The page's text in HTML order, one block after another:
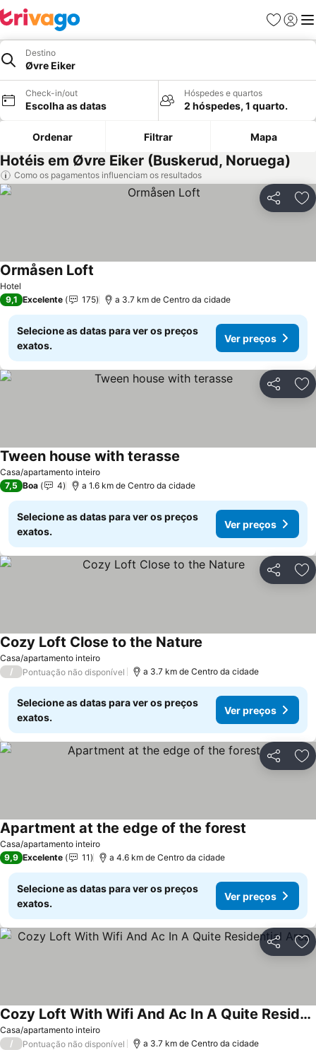
Favoritos
Iniciar
Destino
Øvre Eiker
Check-in/out
Escolha as datas
Hóspedes e quartos
2 hóspedes, 1 quarto.
Ordenar Filtrar Mapa
Hotéis em Øvre Eiker (Buskerud, Noruega)
Como os pagamentos influenciam os resultados
Partilhar
Hotel
Ormåsen Loft
9,1 Excelente 175 a 3.7 km de Centro da cidade
Selecione as datas para ver os preços
exatos.
Ver preços
Partilhar
Casa/apartamento inteiro
Tween house with terasse
7,5 Boa 4 a 1.6 km de Centro da cidade
Selecione as datas para ver os preços
exatos.
Ver preços
Partilhar
Casa/apartamento inteiro
Cozy Loft Close to the Nature
/ Pontuação não disponível a 3.7 km de Centro da cidade
Selecione as datas para ver os preços
exatos.
Ver preços
Partilhar
Casa/apartamento inteiro
Apartment at the edge of the forest
9,9 Excelente 11 a 4.6 km de Centro da cidade
Selecione as datas para ver os preços
exatos.
Ver preços
Partilhar
Casa/apartamento inteiro
Cozy Loft With Wifi And Ac In A Quite Residential Area
/ Pontuação não disponível a 3.7 km de Centro da cidade